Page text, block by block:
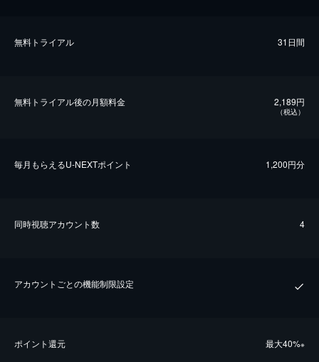
無料トライアル 31日間
無料トライアル後の⽉額料金 2,189円
（税込）
毎⽉もらえるU-NEXTポイント 1,200円分
同時視聴アカウント数 4
アカウントごとの機能制限設定
ポイント還元 最⼤40%※